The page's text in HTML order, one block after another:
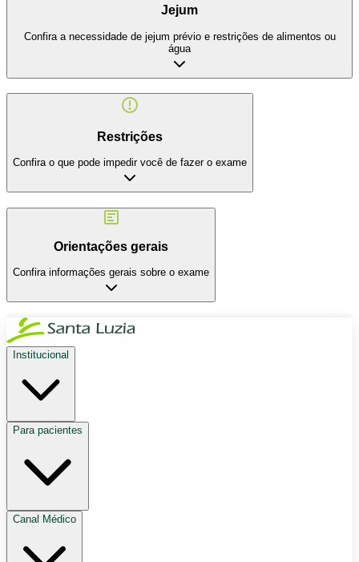
Jejum
Confira a necessidade de jejum prévio e restrições de alimentos ou
água
Restrições
Confira o que pode impedir você de fazer o exame
Orientações gerais
Confira informações gerais sobre o exame
Institucional
Para pacientes
Canal Médico